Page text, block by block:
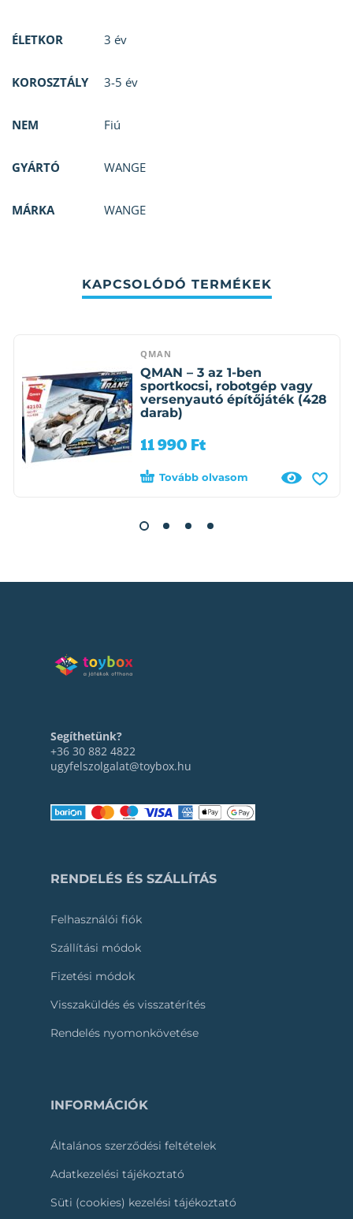
ÉLETKOR 3 év
KOROSZTÁLY 3-5 év
NEM Fiú
GYÁRTÓ WANGE
MÁRKA WANGE
KAPCSOLÓDÓ TERMÉKEK
QMAN
QMAN – 3 az 1-ben
sportkocsi, robotgép vagy
versenyautó építőjáték (428
darab)
11 990 Ft
Tovább olvasom
Segíthetünk?
+36 30 882 4822
ugyfelszolgalat@toybox.hu
RENDELÉS ÉS SZÁLLÍTÁS
Felhasználói fiók
Szállítási módok
Fizetési módok
Visszaküldés és visszatérítés
Rendelés nyomonkövetése
INFORMÁCIÓK
Általános szerződési feltételek
Adatkezelési tájékoztató
Süti (cookies) kezelési tájékoztató